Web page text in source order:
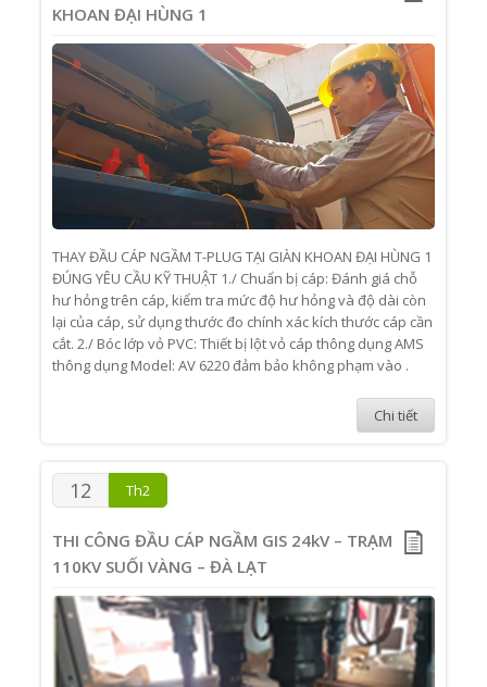
KHOAN ĐẠI HÙNG 1
THAY ĐẦU CÁP NGẦM T-PLUG TẠI GIÀN KHOAN ĐẠI HÙNG 1
ĐÚNG YÊU CẦU KỸ THUẬT 1./ Chuẩn bị cáp: Đánh giá chỗ
hư hỏng trên cáp, kiểm tra mức độ hư hỏng và độ dài còn
lại của cáp, sử dụng thước đo chính xác kích thước cáp cần
cắt. 2./ Bóc lớp vỏ PVC: Thiết bị lột vỏ cáp thông dụng AMS
thông dụng Model: AV 6220 đảm bảo không phạm vào .
Chi tiết
12 Th2
THI CÔNG ĐẦU CÁP NGẦM GIS 24kV – TRẠM
110KV SUỐI VÀNG – ĐÀ LẠT